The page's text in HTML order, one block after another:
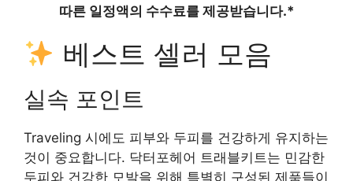
따른 일정액의 수수료를 제공받습니다.*
베스트 셀러 모음
실속 포인트
Traveling 시에도 피부와 두피를 건강하게 유지하는
것이 중요합니다. 닥터포헤어 트래블키트는 민감한
두피와 건강한 모발을 위해 특별히 구성된 제품들이